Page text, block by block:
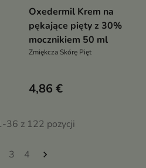
Oxedermil Krem na
pękające pięty z 30%
mocznikiem 50 ml
Zmiękcza Skórę Pięt
4,86 €
36 z 122 pozycji
3 4 